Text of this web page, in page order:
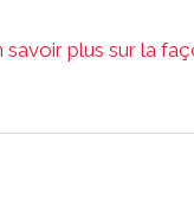
savoir plus sur la